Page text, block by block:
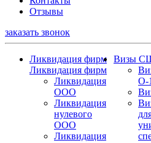
Отзывы
заказать звонок
Ликвидация фирм
Ликвидация фирм
Ликвидация
ООО
Ликвидация
нулевого
ООО
Ликвидация
Визы
О-1